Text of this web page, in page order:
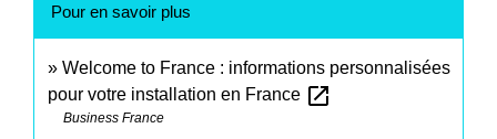
Pour en savoir plus
Welcome to France : informations personnalisées
pour votre installation en France open_in_new
Business France